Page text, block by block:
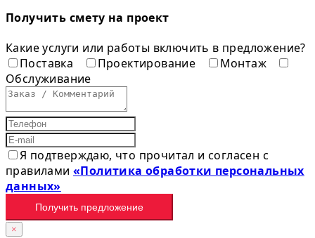
Получить смету на проект
Какие услуги или работы включить в предложение?
Поставка
Проектирование
Монтаж
Обслуживание
Я подтверждаю, что прочитал и согласен с
правилами«Политика обработки персональных
данных»
Получить предложение
×